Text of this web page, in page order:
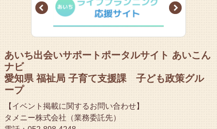
Prev Next
あいち出会いサポートポータルサイト あいこん
ナビ
愛知県 福祉局 子育て支援課 子ども政策グル
ープ
【イベント掲載に関するお問い合わせ】
タメニー株式会社（業務委託先）